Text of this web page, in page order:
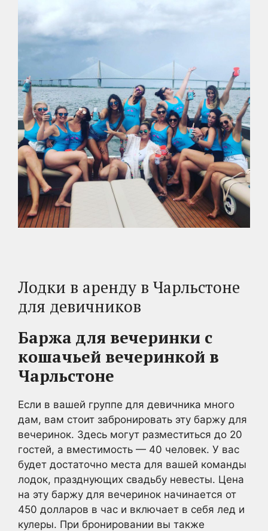
Лодки в аренду в Чарльстоне
для девичников
Баржа для вечеринки с
кошачьей вечеринкой в
Чарльстоне
Если в вашей группе для девичника много
дам, вам стоит забронировать эту баржу для
вечеринок. Здесь могут разместиться до 20
гостей, а вместимость — 40 человек. У вас
будет достаточно места для вашей команды
лодок, празднующих свадьбу невесты. Цена
на эту баржу для вечеринок начинается от
450 долларов в час и включает в себя лед и
кулеры. При бронировании вы также